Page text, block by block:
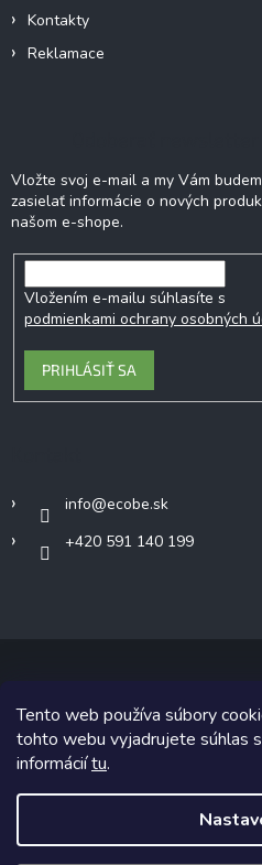
Tento web používa súbory
tohto webu vyjadrujete súhlas s
informáciítu.
Kontakty
Reklamace
Vložte svoj e-mail a my Vám
zasielať informácie o nových
našom e-shope.
Vložením e-mailu súhlasíte s
podmienkami ochrany osobných
PRIHLÁSIŤ SA
info@ecobe.sk
+420 591 140 199
Copyright 2026Ecobe.sk.
Grafický návrh vytvoril a na